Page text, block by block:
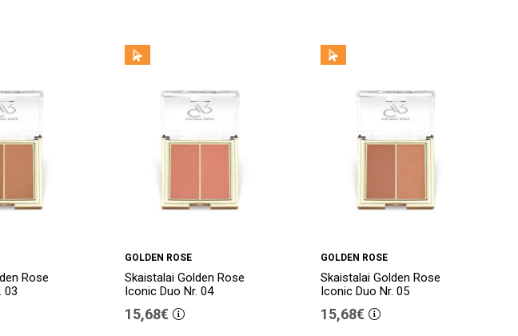
Rose
03
GOLDEN ROSE
Skaistalai Golden Rose
Iconic Duo Nr. 04
15,68€
GOLDEN ROSE
Skaistalai Golden Rose
Iconic Duo Nr. 05
15,68€